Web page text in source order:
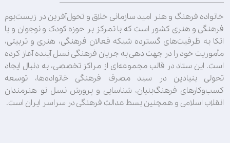
خانواده فرهنگ و هنر امید سازمانی خلاق و تحول‌آفرین در زیست‌بوم
فرهنگی و هنری کشور است که با تمرکز بر حوزه کودک و نوجوان و با
اتکا به ظرفیت‌های گسترده شبکه فعالان فرهنگی، هنری و تربیتی،
مأموریت خود را در جهت‌ دهی به جریان فرهنگی نسل آینده آغاز کرده
است. این ستاد در قالب مجموعه‌ای از مراکز تخصصی، به دنبال ایجاد
تحولی بنیادین در سبد مصرف فرهنگی خانواده‌ها، توسعه
کسب‌وکارهای فرهنگ‌بنیان، شناسایی و پرورش نسل نو هنرمندان
انقلاب اسلامی و همچنین بسط عدالت فرهنگی در سراسر ایران است.